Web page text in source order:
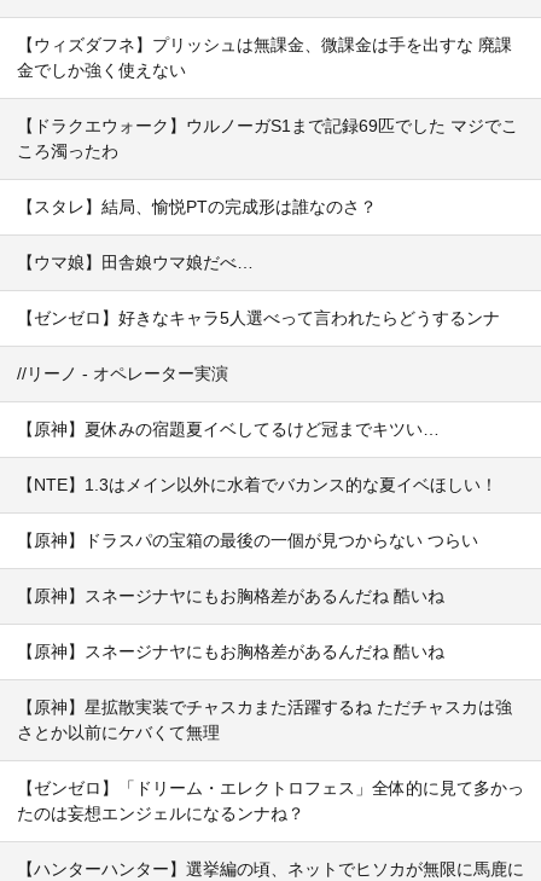
【ウィズダフネ】プリッシュは無課金、微課金は手を出すな 廃課
金でしか強く使えない
【ドラクエウォーク】ウルノーガS1まで記録69匹でした マジでこ
ころ濁ったわ
【スタレ】結局、愉悦PTの完成形は誰なのさ？
【ウマ娘】田舎娘ウマ娘だべ…
【ゼンゼロ】好きなキャラ5人選べって言われたらどうするンナ
//リーノ - オペレーター実演
【原神】夏休みの宿題夏イベしてるけど冠までキツい…
【NTE】1.3はメイン以外に水着でバカンス的な夏イベほしい！
【原神】ドラスパの宝箱の最後の一個が見つからない つらい
【原神】スネージナヤにもお胸格差があるんだね 酷いね
【原神】スネージナヤにもお胸格差があるんだね 酷いね
【原神】星拡散実装でチャスカまた活躍するね ただチャスカは強
さとか以前にケバくて無理
【ゼンゼロ】「ドリーム・エレクトロフェス」全体的に見て多かっ
たのは妄想エンジェルになるンナね？
【ハンターハンター】選挙編の頃、ネットでヒソカが無限に馬鹿に